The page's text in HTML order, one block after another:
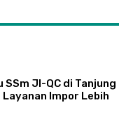
SSm JI-QC di Tanjung
Layanan Impor Lebih